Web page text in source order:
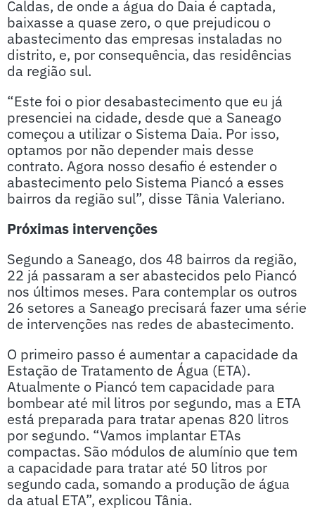
Caldas, de onde a água do Daia é captada,
baixasse a quase zero, o que prejudicou o
abastecimento das empresas instaladas no
distrito, e, por consequência, das residências
da região sul.
“Este foi o pior desabastecimento que eu já
presenciei na cidade, desde que a Saneago
começou a utilizar o Sistema Daia. Por isso,
optamos por não depender mais desse
contrato. Agora nosso desafio é estender o
abastecimento pelo Sistema Piancó a esses
bairros da região sul”, disse Tânia Valeriano.
Próximas intervenções
Segundo a Saneago, dos 48 bairros da região,
22 já passaram a ser abastecidos pelo Piancó
nos últimos meses. Para contemplar os outros
26 setores a Saneago precisará fazer uma série
de intervenções nas redes de abastecimento.
O primeiro passo é aumentar a capacidade da
Estação de Tratamento de Água (ETA).
Atualmente o Piancó tem capacidade para
bombear até mil litros por segundo, mas a ETA
está preparada para tratar apenas 820 litros
por segundo. “Vamos implantar ETAs
compactas. São módulos de alumínio que tem
a capacidade para tratar até 50 litros por
segundo cada, somando a produção de água
da atual ETA”, explicou Tânia.